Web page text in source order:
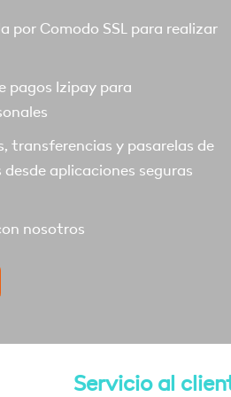
Comodo SSL para realizar
pagos Izipay para
transferencias y pasarelas de
aplicaciones seguras
nosotros
Servicio al